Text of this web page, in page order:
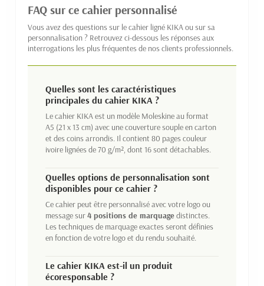
FAQ sur ce cahier personnalisé
Vous avez des questions sur le cahier ligné KIKA ou sur sa
personnalisation ? Retrouvez ci-dessous les réponses aux
interrogations les plus fréquentes de nos clients professionnels.
Quelles sont les caractéristiques
principales du cahier KIKA ?
Le cahier KIKA est un modèle Moleskine au format
A5 (21 x 13 cm) avec une couverture souple en carton
et des coins arrondis. Il contient 80 pages couleur
ivoire lignées de 70 g/m², dont 16 sont détachables.
Quelles options de personnalisation sont
disponibles pour ce cahier ?
Ce cahier peut être personnalisé avec votre logo ou
message sur4 positions de marquagedistinctes.
Les techniques de marquage exactes seront définies
en fonction de votre logo et du rendu souhaité.
Le cahier KIKA est-il un produit
écoresponsable ?